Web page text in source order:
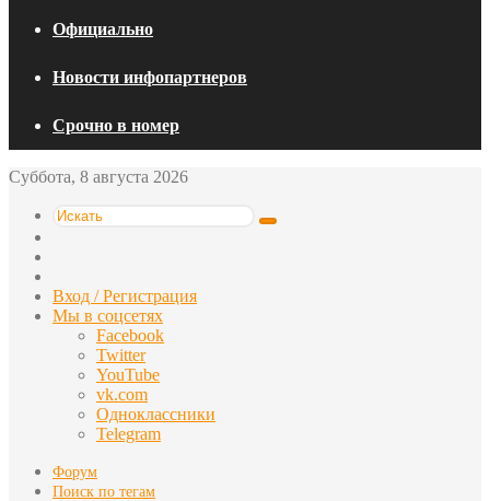
Официально
Новости инфопартнеров
Срочно в номер
Суббота, 8 августа 2026
Искать
статья
Вход / Регистрация
Мы в соцсетях
Facebook
Twitter
YouTube
vk.com
Одноклассники
Telegram
Форум
Поиск по тегам